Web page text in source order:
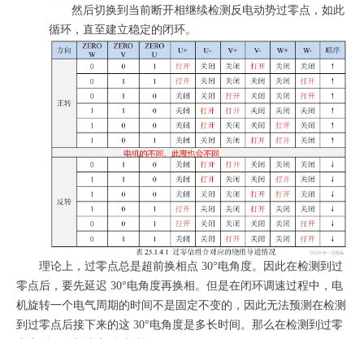
然后切换到当前断开相继续检测反电动势过零点，如此
循环，直至建立稳定的闭环。
理论上，过零点总是超前换相点 30°电角度。因此在检测到过
零点后，要先延迟 30°电角度再换相。但是在闭环调速过程中，电
机旋转一个电气周期的时间不是固定不变的，因此无法预测在检测
到过零点后接下来的这 30°电角度是多长时间。那么在检测到过零